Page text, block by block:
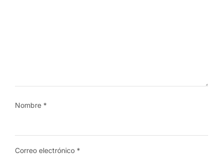
Nombre *
Correo electrónico *